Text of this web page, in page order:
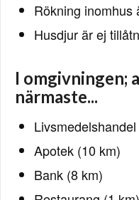
Rökning inomhus
Husdjur är ej
I omgivningen;
närmaste...
Apotek (10 km)
Bank (8 km)